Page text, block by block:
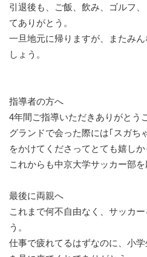
引退後も、ご飯、飲み、ゴルフ
てありがとう。
一旦地元に帰りますが、またみ
しょう。
指導者の方へ
4年間ご指導いただきありがとう
グランドで会った際には｢スガち
をかけてくださってとても嬉しか
これからも中京大学サッカー部を
最後に両親へ
これまで何不自由なく、サッカ
う。
仕事で疲れてるはずなのに、小